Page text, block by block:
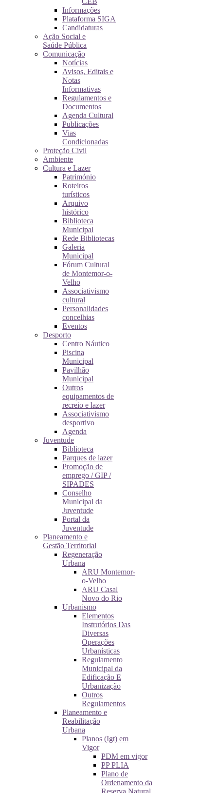
Informações
Plataforma SIGA
Candidaturas
Ação Social e
Saúde Pública
Comunicação
Notícias
Avisos, Editais e
Notas
Informativas
Regulamentos e
Documentos
Agenda Cultural
Publicações
Vias
Condicionadas
Proteção Civil
Ambiente
Cultura e Lazer
Património
Roteiros
turísticos
Arquivo
histórico
Biblioteca
Municipal
Rede Bibliotecas
Galeria
Municipal
Fórum Cultural
de Montemor-o-
Velho
Associativismo
cultural
Personalidades
concelhias
Eventos
Desporto
Centro Náutico
Piscina
Municipal
Pavilhão
Municipal
Outros
equipamentos de
recreio e lazer
Associativismo
desportivo
Agenda
Juventude
Biblioteca
Parques de lazer
Promoção de
emprego / GIP /
SIPADES
Conselho
Municipal da
Juventude
Portal da
Juventude
Planeamento e
Gestão Territorial
Regeneração
Urbana
ARU Montemor-
o-Velho
ARU Casal
Novo do Rio
Urbanismo
Elementos
Instrutórios Das
Diversas
Operações
Urbanísticas
Regulamento
Municipal da
Edificação E
Urbanização
Outros
Regulamentos
Planeamento e
Reabilitação
Urbana
Planos (Igt) em
Vigor
PDM em vigor
PP PLIA
Plano de
Ordenamento da
Reserva Natural